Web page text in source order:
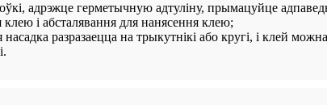
адрэжце герметычную адтуліну, прымацуйце
і абсталявання для нанясення клею;
разразаецца на трыкутнікі або кругі, і клей